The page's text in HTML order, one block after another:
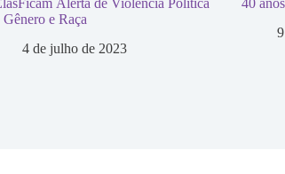
Alerta de Violência Política
Gênero e Raça
4 de julho de 2023
40